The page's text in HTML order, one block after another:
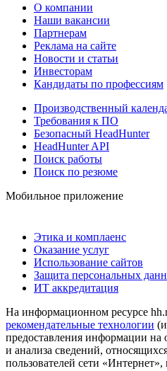
О компании
Наши вакансии
Партнерам
Реклама на сайте
Новости и статьи
Инвесторам
Кандидаты по профессиям
Производственный
Требования к ПО
Безопасный HeadHunter
HeadHunter API
Поиск работы
Поиск по резюме
Мобильное приложение
Этика и комплаенс
Оказание услуг
Использование сайтов
Защита персональных
ИТ аккредитация
На информационном ресурсе
рекомендательные технологии
предоставления информации на
и анализа сведений,
пользователей сети